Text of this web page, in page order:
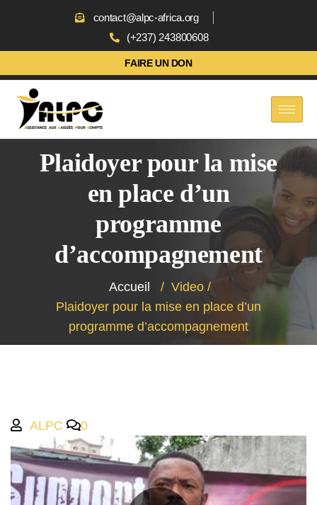
contact@alpc-africa.org
(+237) 243800608
FAIRE UN DON
Plaidoyer pour la mise
en place d’un
programme
d’accompagnement
Accueil / Video /
Plaidoyer pour la mise en place d’un
programme d’accompagnement
ALPC 0